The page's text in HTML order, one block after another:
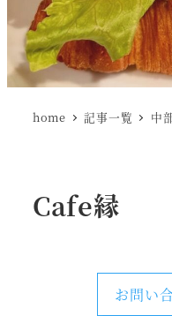
home 記事一覧 中
Cafe縁
お問い